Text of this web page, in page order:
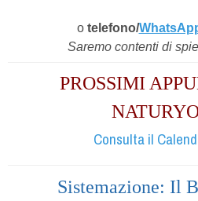
o telefono/
Saremo contenti di
PROSSIMI
Consulta il
Sistemazione: Il